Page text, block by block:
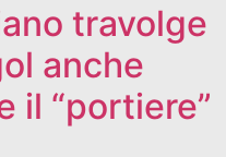
travolge
anche
il “portiere”